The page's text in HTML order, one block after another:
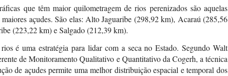
que têm maior quilometragem de rios perenizados são aquelas
açudes. São elas: Alto Jaguaribe (298,92 km), Acaraú (285,56
(223,22 km) e Salgado (212,39 km).
é uma estratégia para lidar com a seca no Estado. Segundo Walt
de Monitoramento Qualitativo e Quantitativo da Cogerh, a técnica
de açudes permite uma melhor distribuição espacial e temporal dos